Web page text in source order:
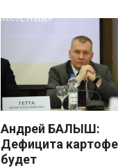
Андрей БАЛЫШ:
Дефицита
будет